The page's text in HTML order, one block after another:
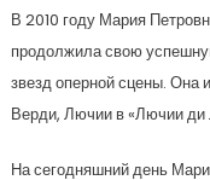
В 2010 году Мария
продолжила свою
звезд оперной сцены. Она
Верди, Лючии в «Лючии ди
На сегодняшний день